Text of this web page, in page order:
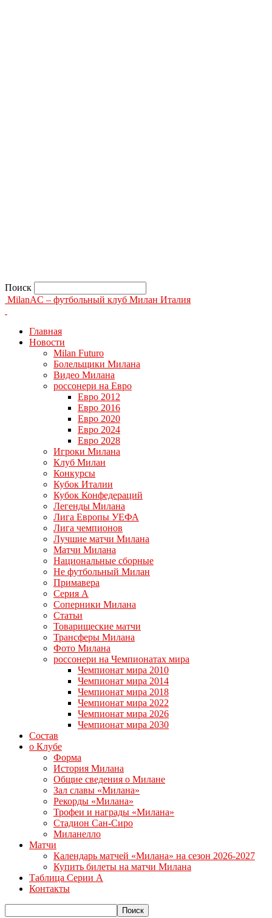
Поиск
MilanAC – футбольный клуб Милан Италия
Главная
Новости
Milan Futuro
Болельщики Милана
Видео Милана
россонери на Евро
Евро 2012
Евро 2016
Евро 2020
Евро 2024
Евро 2028
Игроки Милана
Клуб Милан
Конкурсы
Кубок Италии
Кубок Конфедераций
Легенды Милана
Лига Европы УЕФА
Лига чемпионов
Лучшие матчи Милана
Матчи Милана
Национальные сборные
Не футбольный Милан
Примавера
Серия А
Соперники Милана
Статьи
Товарищеские матчи
Трансферы Милана
Фото Милана
россонери на Чемпионатах мира
Чемпионат мира 2010
Чемпионат мира 2014
Чемпионат мира 2018
Чемпионат мира 2022
Чемпионат мира 2026
Чемпионат мира 2030
Состав
о Клубе
Форма
История Милана
Общие сведения о Милане
Зал славы «Милана»
Рекорды «Милана»
Трофеи и награды «Милана»
Стадион Сан-Сиро
Миланелло
Матчи
Календарь матчей «Милана» на сезон 2026-2027
Купить билеты на матчи Милана
Таблица Серии А
Контакты